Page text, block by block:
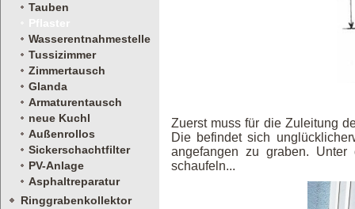
Tauben
Wasserentnahmestelle
Tussizimmer
Zimmertausch
Glanda
Armaturentausch
neue Kuchl
Außenrollos
Sickerschachtfilter
PV-Anlage
Asphaltreparatur
Ringgrabenkollektor
Zuerst muss für die Zuleitung
Die befindet sich
angefangen zu graben. Unter
schaufeln...